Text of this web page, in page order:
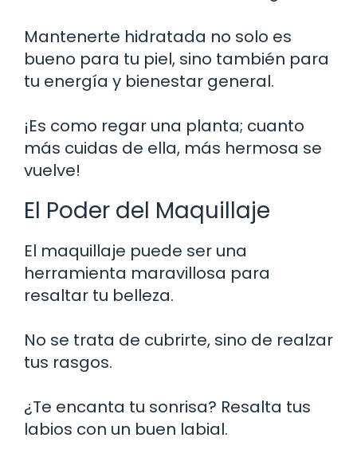
Mantenerte hidratada no solo es
bueno para tu piel, sino también para
tu energía y bienestar general.
¡Es como regar una planta; cuanto
más cuidas de ella, más hermosa se
vuelve!
El Poder del Maquillaje
El maquillaje puede ser una
herramienta maravillosa para
resaltar tu belleza.
No se trata de cubrirte, sino de realzar
tus rasgos.
¿Te encanta tu sonrisa? Resalta tus
labios con un buen labial.